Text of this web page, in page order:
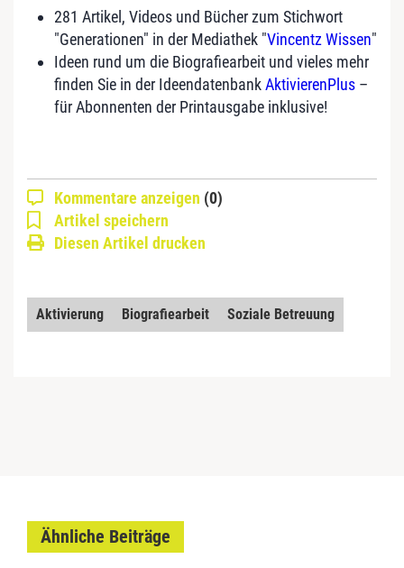
281 Artikel, Videos und Bücher zum Stichwort
"Generationen" in der Mediathek "Vincentz Wissen"
Ideen rund um die Biografiearbeit und vieles mehr
finden Sie in der IdeendatenbankAktivierenPlus –
für Abonnenten der Printausgabe inklusive!
Kommentare anzeigen (0)
Artikel speichern
Diesen Artikel drucken
Aktivierung Biografiearbeit Soziale Betreuung
Ähnliche Beiträge